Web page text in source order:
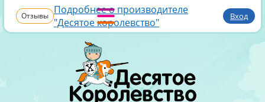
Отзывы Подробнее о производителе
"Десятое королевство"
Вход